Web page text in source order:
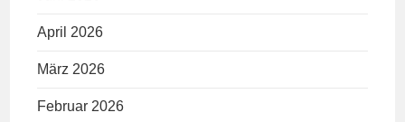
April 2026
März 2026
Februar 2026